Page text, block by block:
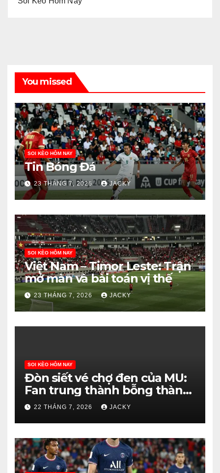
You missed
SOI KÈO HÔM NAY
Tin Bóng Đá
23 THÁNG 7, 2026 JACKY
SOI KÈO HÔM NAY
Việt Nam – Timor Leste: Trận
mở màn và bài toán vị thế
23 THÁNG 7, 2026 JACKY
SOI KÈO HÔM NAY
Đòn siết vé chợ đen của MU:
Fan trung thành bỗng thành
‘tội đồ’?
22 THÁNG 7, 2026 JACKY